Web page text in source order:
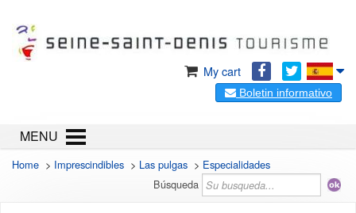
My cart
Boletin informativo
MENU
Home > Imprescindibles > Las pulgas > Especialidades
Búsqueda